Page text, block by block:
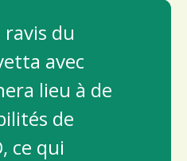
ravis du
avec
lieu à de
de
ce qui